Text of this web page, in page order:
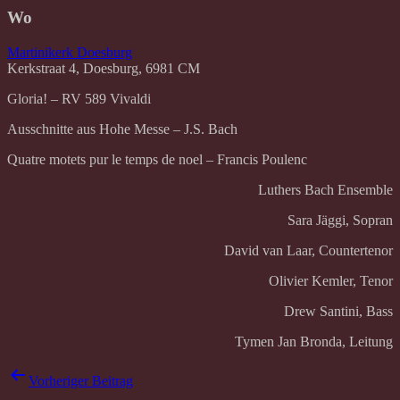
Wo
Martinikerk Doesburg
Kerkstraat 4, Doesburg, 6981 CM
Gloria! – RV 589 Vivaldi
Ausschnitte aus Hohe Messe – J.S. Bach
Quatre motets pur le temps de noel – Francis Poulenc
Luthers Bach Ensemble
Sara Jäggi, Sopran
David van Laar, Countertenor
Olivier Kemler, Tenor
Drew Santini, Bass
Tymen Jan Bronda, Leitung
Beitrags-
Vorheriger Beitrag